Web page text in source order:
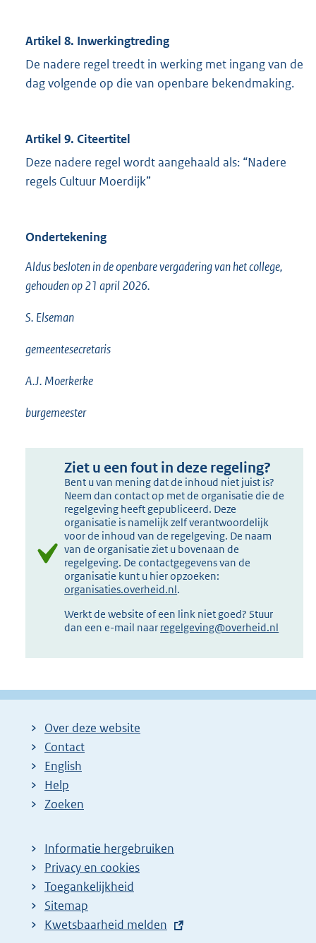
Artikel 8. Inwerkingtreding
De nadere regel treedt in werking met ingang van de
dag volgende op die van openbare bekendmaking.
Artikel 9. Citeertitel
Deze nadere regel wordt aangehaald als: “Nadere
regels Cultuur Moerdijk”
Ondertekening
Aldus besloten in de openbare vergadering van het college,
gehouden op 21 april 2026.
S. Elseman
gemeentesecretaris
A.J. Moerkerke
burgemeester
Ziet u een fout in deze regeling?
Bent u van mening dat de inhoud niet juist is?
Neem dan contact op met de organisatie die de
regelgeving heeft gepubliceerd. Deze
organisatie is namelijk zelf verantwoordelijk
voor de inhoud van de regelgeving. De naam
van de organisatie ziet u bovenaan de
regelgeving. De contactgegevens van de
organisatie kunt u hier opzoeken:
organisaties.overheid.nl.
Werkt de website of een link niet goed? Stuur
dan een e-mail naar regelgeving@overheid.nl
Over deze website
Contact
English
Help
Zoeken
Informatie hergebruiken
Privacy en cookies
Toegankelijkheid
Sitemap
E
Kwetsbaarheid melden